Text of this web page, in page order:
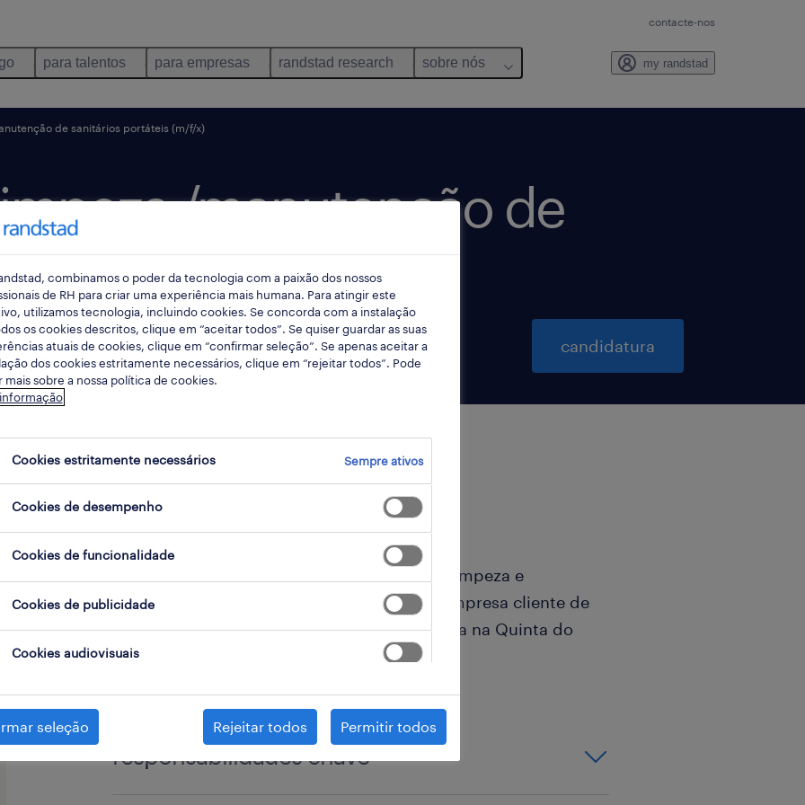
contacte-nos
para talentos para empresas randstad research sobre nós my randstad
de sanitários portáteis (m/f/x)
/manutenção de
(m/f/x).
há 2 dias data limite 27 agosto 2026 candidatura
A Randstad está a recrutar Operadores de Limpeza e
Higienização de Sanitários Portáteis, para empresa cliente de
referência no seu setor de atuação, localizada na Quinta do
Anjo.
responsabilidades chave
combinamos o poder da tecnologia com a paixão dos nossos
de RH para criar uma experiência mais humana. Para atingir este
utilizamos tecnologia, incluindo cookies. Se concorda com a instalação
os cookies descritos, clique em “aceitar todos”. Se quiser guardar as suas
atuais de cookies, clique em “confirmar seleção”. Se apenas aceitar a
dos cookies estritamente necessários, clique em “rejeitar todos”. Pode
mais sobre a nossa política de cookies.
Cookies estritamente necessários Sempre ativos
Cookies de desempenho
Cookies de funcionalidade
Cookies de publicidade
Cookies audiovisuais
seleção Rejeitar todos Permitir todos